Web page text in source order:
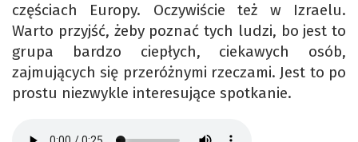
częściach Europy. Oczywiście też w Izraelu.
Warto przyjść, żeby poznać tych ludzi, bo jest to
grupa bardzo ciepłych, ciekawych osób,
zajmujących się przeróżnymi rzeczami. Jest to po
prostu niezwykle interesujące spotkanie.